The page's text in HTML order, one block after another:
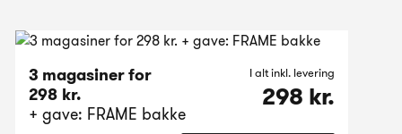
3 magasiner for
298 kr.
+ gave: FRAME bakke
I alt inkl. levering
298 kr.